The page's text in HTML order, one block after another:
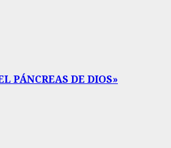
PÁNCREAS DE DIOS»